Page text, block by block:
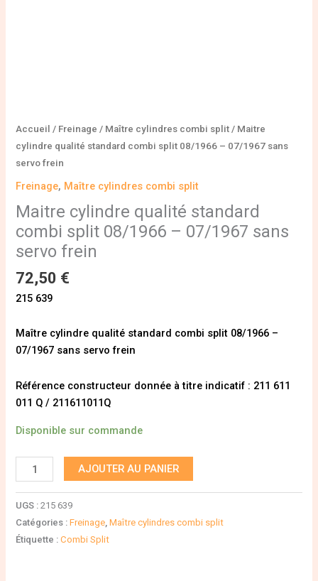
Accueil / Freinage / Maître cylindres combi split / Maitre
cylindre qualité standard combi split 08/1966 – 07/1967 sans
servo frein
Freinage, Maître cylindres combi split
Maitre cylindre qualité standard
combi split 08/1966 – 07/1967 sans
servo frein
72,50 €
215 639
Maître cylindre qualité standard combi split 08/1966 –
07/1967 sans servo frein
Référence constructeur donnée à titre indicatif : 211 611
011 Q / 211611011Q
Disponible sur commande
AJOUTER AU PANIER
UGS :215 639
Catégories :Freinage,Maître cylindres combi split
Étiquette :Combi Split